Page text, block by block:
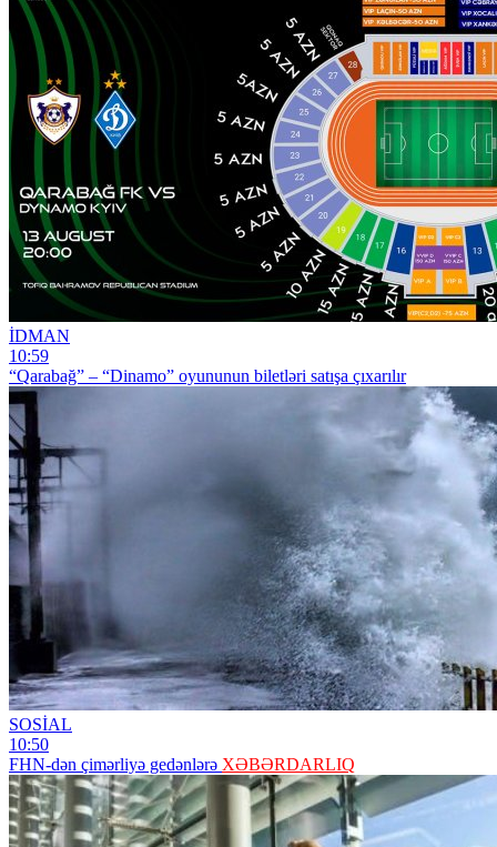
İDMAN
10:59
“Qarabağ” – “Dinamo” oyununun biletləri satışa çıxarılır
SOSİAL
10:50
FHN-dən çimərliyə gedənlərə XƏBƏRDARLIQ